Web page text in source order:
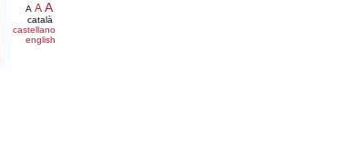
A A A
català
castellano
english